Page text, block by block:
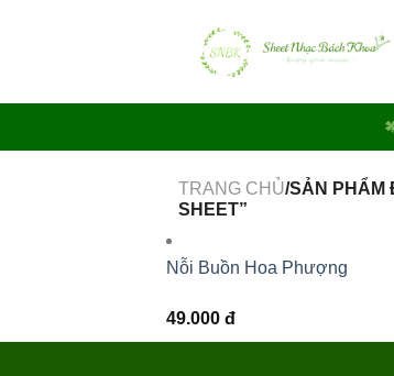
TRANG CHỦ/SẢN PHẨM
SHEET”
Nỗi Buồn Hoa Phượng
49.000 đ